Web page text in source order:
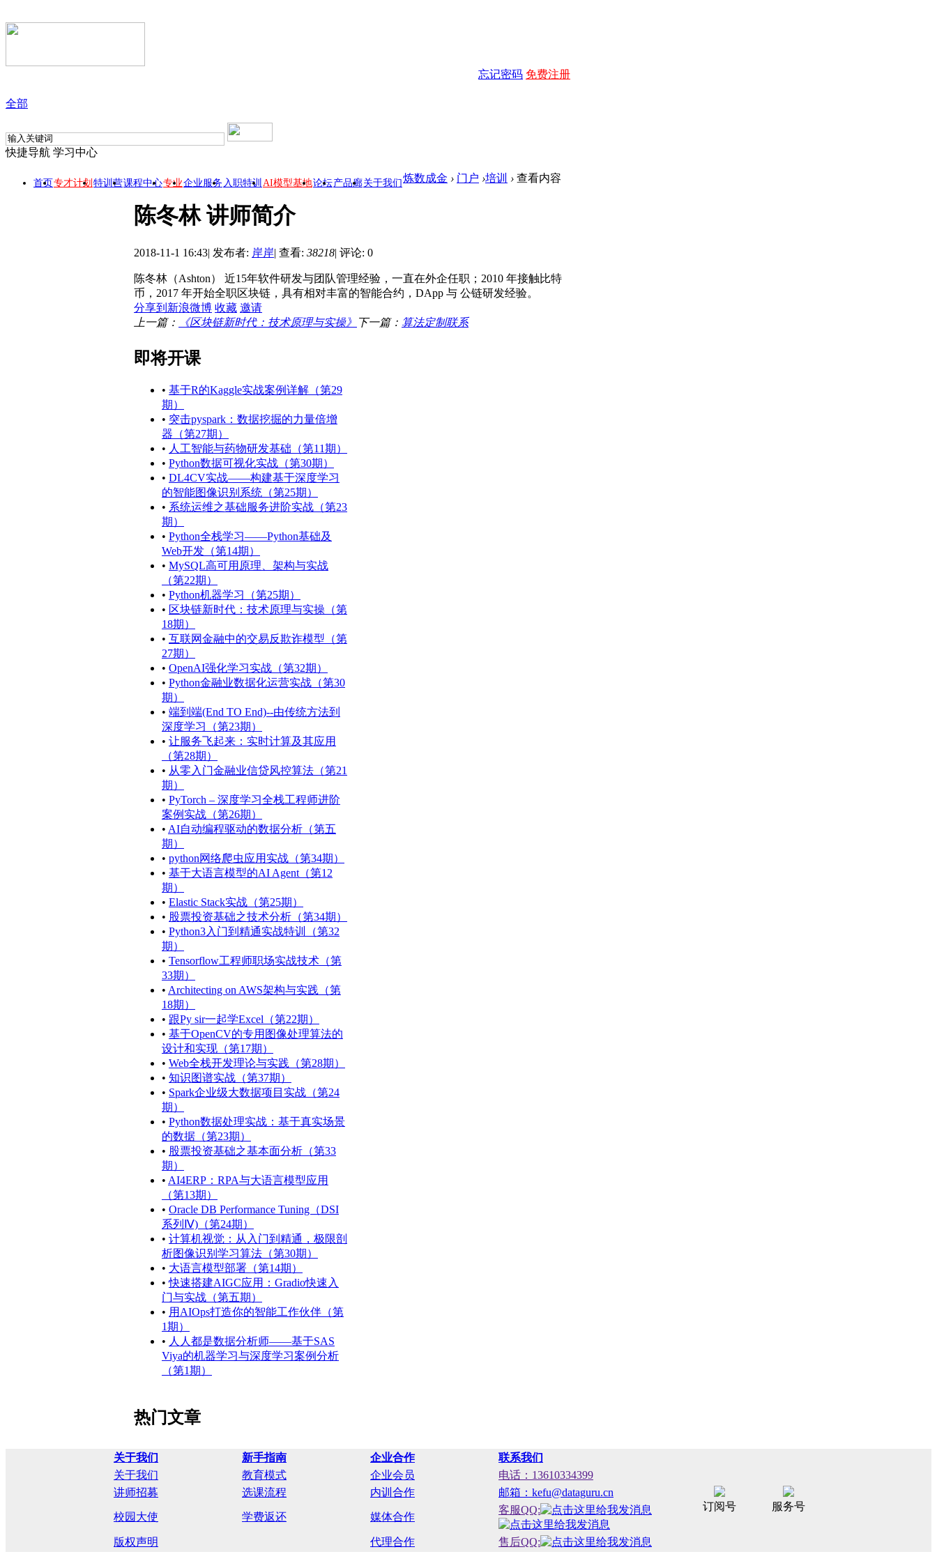
忘记密码 免费注册
全部
快捷导航 学习中心
首页专才计划 特训营课程中心专业企业服务 入职特训 AI模型基地论坛产品廊关于我们炼数成金 › 门户 ›培训 › 查看内容
陈冬林 讲师简介
2018-11-1 16:43| 发布者: 岸岸| 查看: 38218| 评论: 0
陈冬林（Ashton） 近15年软件研发与团队管理经验，一直在外企任职；2010 年接触比特
币，2017 年开始全职区块链，具有相对丰富的智能合约，DApp 与 公链研发经验。
分享到新浪微博 收藏 邀请
上一篇：
《区块链新时代：技术原理与实操》 下一篇： 算法定制联系
即将开课
• 基于R的Kaggle实战案例详解（第29
期）
• 突击pyspark：数据挖掘的力量倍增
器（第27期）
• 人工智能与药物研发基础（第11期）
• Python数据可视化实战（第30期）
• DL4CV实战——构建基于深度学习
的智能图像识别系统（第25期）
• 系统运维之基础服务进阶实战（第23
期）
• Python全栈学习——Python基础及
Web开发（第14期）
• MySQL高可用原理、架构与实战
（第22期）
• Python机器学习（第25期）
• 区块链新时代：技术原理与实操（第
18期）
• 互联网金融中的交易反欺诈模型（第
27期）
• OpenAI强化学习实战（第32期）
• Python金融业数据化运营实战（第30
期）
• 端到端(End TO End)--由传统方法到
深度学习（第23期）
• 让服务飞起来：实时计算及其应用
（第28期）
• 从零入门金融业信贷风控算法（第21
期）
• PyTorch – 深度学习全栈工程师进阶
案例实战（第26期）
• AI自动编程驱动的数据分析（第五
期）
• python网络爬虫应用实战（第34期）
• 基于大语言模型的AI Agent（第12
期）
• Elastic Stack实战（第25期）
• 股票投资基础之技术分析（第34期）
• Python3入门到精通实战特训（第32
期）
• Tensorflow工程师职场实战技术（第
33期）
• Architecting on AWS架构与实践（第
18期）
• 跟Py sir一起学Excel（第22期）
• 基于OpenCV的专用图像处理算法的
设计和实现（第17期）
• Web全栈开发理论与实践（第28期）
• 知识图谱实战（第37期）
• Spark企业级大数据项目实战（第24
期）
• Python数据处理实战：基于真实场景
的数据（第23期）
• 股票投资基础之基本面分析（第33
期）
• AI4ERP：RPA与大语言模型应用
（第13期）
• Oracle DB Performance Tuning（DSI
系列Ⅳ)（第24期）
• 计算机视觉：从入门到精通，极限剖
析图像识别学习算法（第30期）
• 大语言模型部署（第14期）
•快速搭建AIGC应用：Gradio快速入
门与实战（第五期）
• 用AIOps打造你的智能工作伙伴（第
1期）
• 人人都是数据分析师——基于SAS
Viya的机器学习与深度学习案例分析
（第1期）
热门文章
关于我们 新手指南 企业合作 联系我们
订阅号 服务号
关于我们 教育模式 企业会员
电话：13610334399
讲师招募
选课流程 内训合作 邮箱：kefu@dataguru.cn
校园大使 学费返还 媒体合作
客服QQ:
版权声明 代理合作 售后QQ: